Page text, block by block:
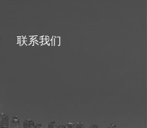
联系我们